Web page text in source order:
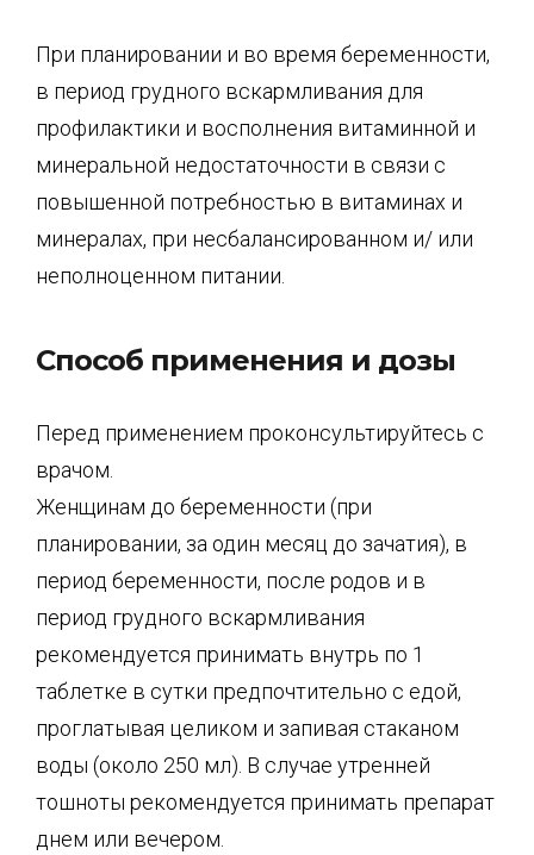
При планировании и во время беременности,
в период грудного вскармливания для
профилактики и восполнения витаминной и
минеральной недостаточности в связи с
повышенной потребностью в витаминах и
минералах, при несбалансированном и/ или
неполноценном питании.
Способ применения и дозы
Перед применением проконсультируйтесь с
врачом.
Женщинам до беременности (при
планировании, за один месяц до зачатия), в
период беременности, после родов и в
период грудного вскармливания
рекомендуется принимать внутрь по 1
таблетке в сутки предпочтительно с едой,
проглатывая целиком и запивая стаканом
воды (около 250 мл). В случае утренней
тошноты рекомендуется принимать препарат
днем или вечером.